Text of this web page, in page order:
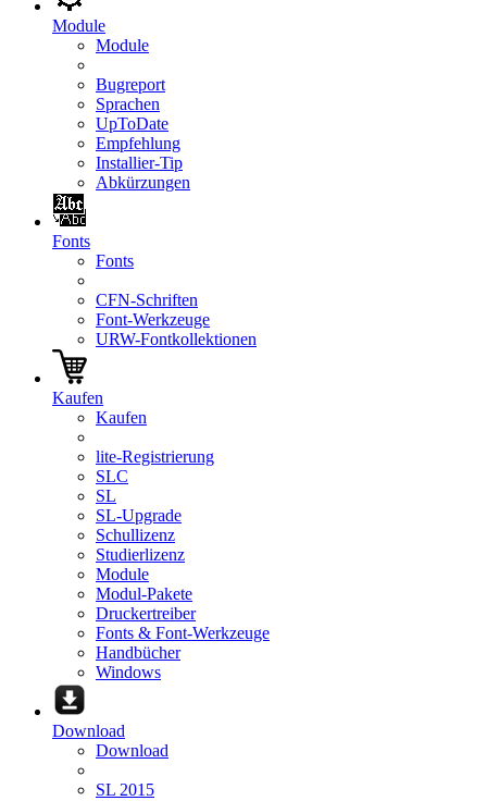
Module
Module
Bugreport
Sprachen
UpToDate
Empfehlung
Installier-Tip
Abkürzungen
Fonts
Fonts
CFN-Schriften
Font-Werkzeuge
URW-Fontkollektionen
Kaufen
Kaufen
lite-Registrierung
SLC
SL
SL-Upgrade
Schullizenz
Studierlizenz
Module
Modul-Pakete
Druckertreiber
Fonts & Font-Werkzeuge
Handbücher
Windows
Download
Download
SL 2015